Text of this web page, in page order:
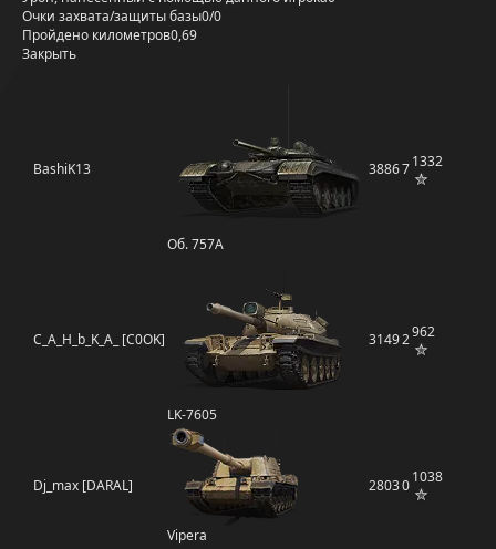
Очки захвата/защиты базы0/0
Пройдено километров0,69
Закрыть
BashiK13
Об. 757А
388671332
C_A_H_b_K_A_ [C0OK]
LK-7605
31492962
Dj_max [DARAL]
Vipera
280301038